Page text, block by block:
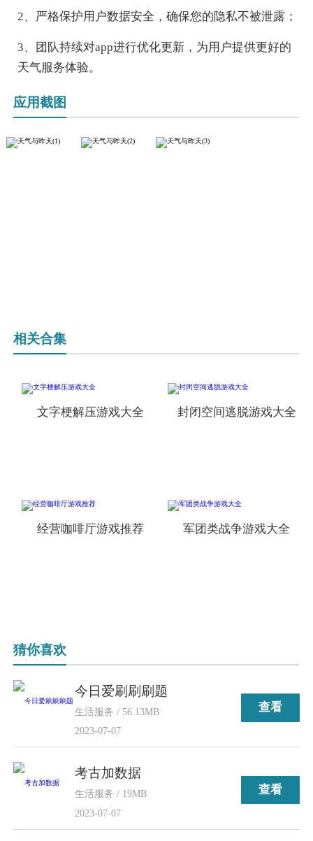
2、严格保护用户数据安全，确保您的隐私不被泄露；
3、团队持续对app进行优化更新，为用户提供更好的
天气服务体验。
应用截图
相关合集
文字梗解压游戏大全 封闭空间逃脱游戏大全
经营咖啡厅游戏推荐 军团类战争游戏大全
猜你喜欢
今日爱刷刷刷题
生活服务 / 56.13MB
2023-07-07
查看
考古加数据
生活服务 / 19MB
2023-07-07
查看